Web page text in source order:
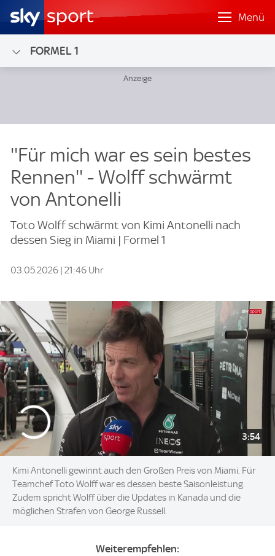
Menü
FORMEL 1
''Für mich war es sein bestes
Rennen'' - Wolff schwärmt
von Antonelli
Toto Wolff schwärmt von Kimi Antonelli nach
dessen Sieg in Miami | Formel 1
03.05.2026 | 21:46 Uhr
3:54
Kimi Antonelli gewinnt auch den Großen Preis von Miami. Für
Teamchef Toto Wolff war es dessen beste Saisonleistung.
Zudem spricht Wolff über die Updates in Kanada und die
möglichen Strafen von George Russell.
Weiterempfehlen: